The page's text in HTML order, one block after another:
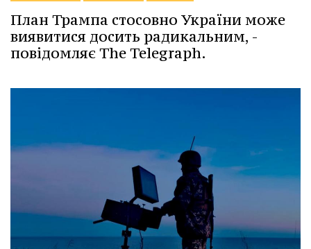
План Трампа стосовно України може
виявитися досить радикальним, -
повідомляє The Telegraph.